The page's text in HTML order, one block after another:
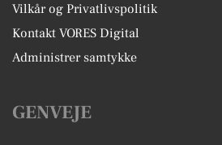
Vilkår og Privatlivspolitik
Kontakt VORES Digital
Administrer samtykke
GENVEJE